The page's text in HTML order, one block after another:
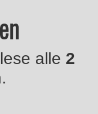
alle 2